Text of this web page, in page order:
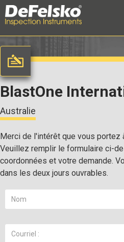
BlastOne
Australie
Merci de l'intérêt que vous portez
Veuillez remplir le formulaire ci-
coordonnées et votre demande.
dans les deux jours ouvrables.